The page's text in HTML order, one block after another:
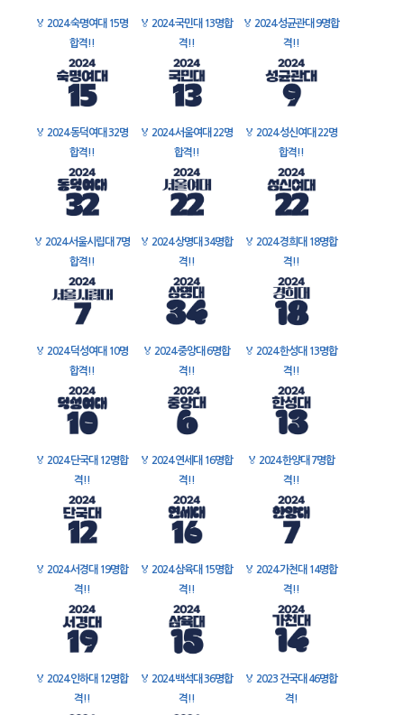
🏅 2024 숙명여대 15명
합격!!
🏅 2024 국민대 13명합
격!!
🏅 2024 성균관대 9명합
격!!
🏅 2024 동덕여대 32명
합격!!
🏅 2024 서울여대 22명
합격!!
🏅 2024 성신여대 22명
합격!!
🏅 2024 서울시립대 7명
합격!!
🏅 2024 상명대 34명합
격!!
🏅 2024 경희대 18명합
격!!
🏅 2024 덕성여대 10명
합격!!
🏅 2024 중앙대 6명합
격!!
🏅 2024 한성대 13명합
격!!
🏅 2024 단국대 12명합
격!!
🏅 2024 연세대 16명합
격!!
🏅 2024 한양대 7명합
격!!
🏅 2024 서경대 19명합
격!!
🏅 2024 삼육대 15명합
격!!
🏅 2024 가천대 14명합
격!!
🏅 2024 인하대 12명합
격!!
🏅 2024 백석대 36명합
격!!
🏅 2023 건국대 46명합
격!